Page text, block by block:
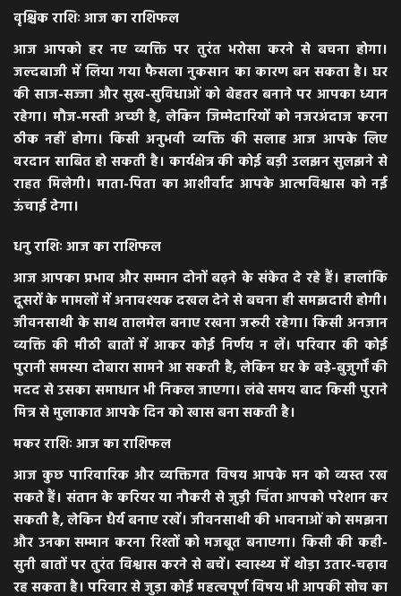
वृश्चिक राशिः आज का राशिफल
आज आपको हर नए व्यक्ति पर तुरंत भरोसा करने से बचना होगा।
जल्दबाजी में लिया गया फैसला नुकसान का कारण बन सकता है। घर
की साज-सज्जा और सुख-सुविधाओं को बेहतर बनाने पर आपका ध्यान
रहेगा। मौज-मस्ती अच्छी है, लेकिन जिम्मेदारियों को नजरअंदाज करना
ठीक नहीं होगा। किसी अनुभवी व्यक्ति की सलाह आज आपके लिए
वरदान साबित हो सकती है। कार्यक्षेत्र की कोई बड़ी उलझन सुलझने से
राहत मिलेगी। माता-पिता का आशीर्वाद आपके आत्मविश्वास को नई
ऊंचाई देगा।
धनु राशिः आज का राशिफल
आज आपका प्रभाव और सम्मान दोनों बढ़ने के संकेत दे रहे हैं। हालांकि
दूसरों के मामलों में अनावश्यक दखल देने से बचना ही समझदारी होगी।
जीवनसाथी के साथ तालमेल बनाए रखना जरूरी रहेगा। किसी अनजान
व्यक्ति की मीठी बातों में आकर कोई निर्णय न लें। परिवार की कोई
पुरानी समस्या दोबारा सामने आ सकती है, लेकिन घर के बड़े-बुजुर्गों की
मदद से उसका समाधान भी निकल जाएगा। लंबे समय बाद किसी पुराने
मित्र से मुलाकात आपके दिन को खास बना सकती है।
मकर राशिः आज का राशिफल
आज कुछ पारिवारिक और व्यक्तिगत विषय आपके मन को व्यस्त रख
सकते हैं। संतान के करियर या नौकरी से जुड़ी चिंता आपको परेशान कर
सकती है, लेकिन धैर्य बनाए रखें। जीवनसाथी की भावनाओं को समझना
और उनका सम्मान करना रिश्तों को मजबूत बनाएगा। किसी की कही-
सुनी बातों पर तुरंत विश्वास करने से बचें। स्वास्थ्य में थोड़ा उतार-चढ़ाव
रह सकता है। परिवार से जुड़ा कोई महत्वपूर्ण विषय भी आपकी सोच का